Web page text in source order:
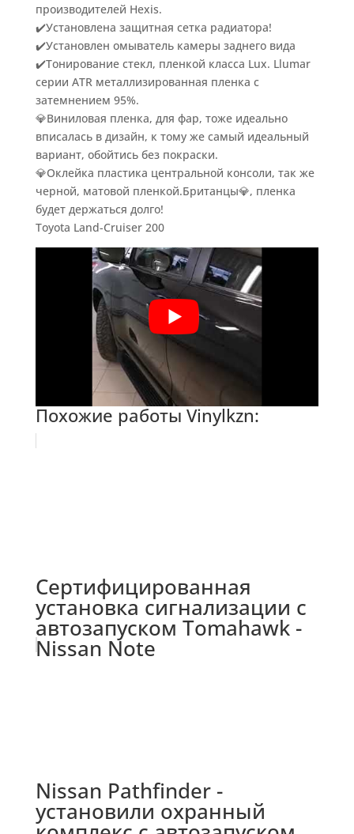
производителей Hexis.
✔️Установлена защитная сетка радиатора!
✔️Установлен омыватель камеры заднего вида
✔️Тонирование стекл, пленкой класса Lux. Llumar
серии ATR металлизированная пленка с
затемнением 95%.
💎Виниловая пленка, для фар, тоже идеально
вписалась в дизайн, к тому же самый идеальный
вариант, обойтись без покраски.
💎Оклейка пластика центральной консоли, так же
черной, матовой пленкой.Британцы💎, пленка
будет держаться долго!
Toyota Land-Cruiser 200
Похожие работы Vinylkzn:
Сертифицированная
установка сигнализации с
автозапуском Tomahawk -
Nissan Note
Nissan Pathfinder -
установили охранный